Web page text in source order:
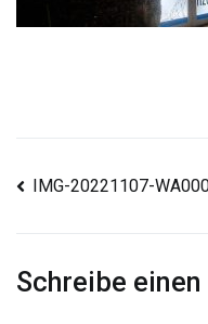
IMG-20221107-
Schreibe